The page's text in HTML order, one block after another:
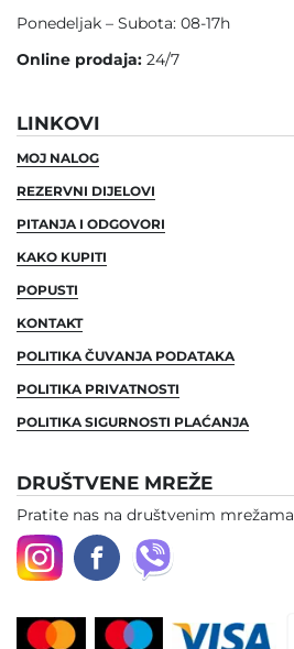
Ponedeljak – Subota: 08-17h
Online prodaja: 24/7
LINKOVI
MOJ NALOG
REZERVNI DIJELOVI
PITANJA I ODGOVORI
KAKO KUPITI
POPUSTI
KONTAKT
POLITIKA ČUVANJA PODATAKA
POLITIKA PRIVATNOSTI
POLITIKA SIGURNOSTI PLAĆANJA
DRUŠTVENE MREŽE
Pratite nas na društvenim mrežama